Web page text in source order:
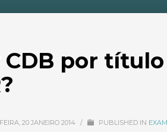
por
20 JANEIRO 2014 / PUBLISHED IN